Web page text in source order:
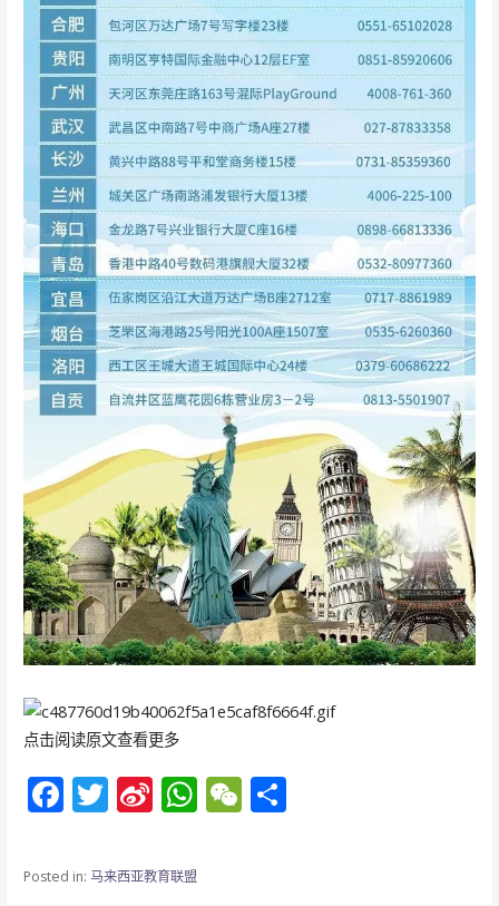
点击阅读原文查看更多
F
e
T
itt
Si
a
W W 分
Posted in: 马来西亚教育联盟